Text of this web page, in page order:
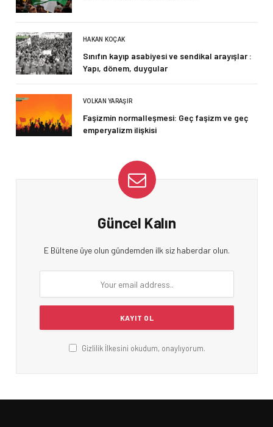
HAKAN KOÇAK
Sınıfın kayıp asabiyesi ve sendikal arayışlar :
Yapı, dönem, duygular
VOLKAN YARAŞIR
Faşizmin normalleşmesi: Geç faşizm ve geç
emperyalizm ilişkisi
Güncel Kalın
E Bültene üye olun gündemden ilk siz haberdar olun.
Gizlilik İlkesini okudum, onaylıyorum.